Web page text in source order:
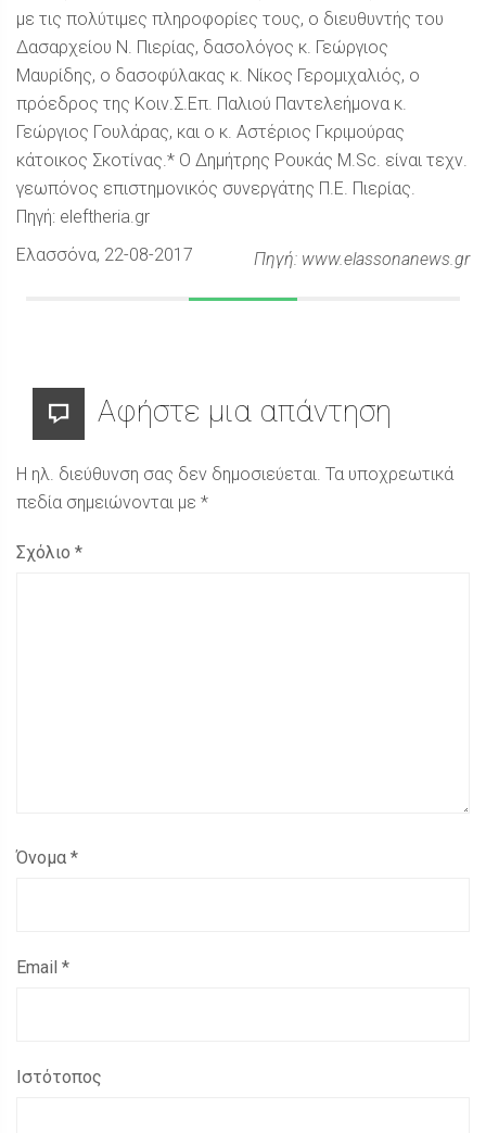
με τις πολύτιμες πληροφορίες τους, ο διευθυντής του
Δασαρχείου Ν. Πιερίας, δασολόγος κ. Γεώργιος
Μαυρίδης, ο δασοφύλακας κ. Νίκος Γερομιχαλιός, ο
πρόεδρος της Κοιν.Σ.Επ. Παλιού Παντελεήμονα κ.
Γεώργιος Γουλάρας, και ο κ. Αστέριος Γκριμούρας
κάτοικος Σκοτίνας.* Ο Δημήτρης Ρουκάς M.Sc. είναι τεχν.
γεωπόνος επιστημονικός συνεργάτης Π.Ε. Πιερίας.
Πηγή: eleftheria.gr
Πηγή: www.elassonanews.gr
Ελασσόνα, 22-08-2017
Αφήστε μια απάντηση
Η ηλ. διεύθυνση σας δεν δημοσιεύεται. Τα υποχρεωτικά
πεδία σημειώνονται με *
Σχόλιο *
Όνομα *
Email *
Ιστότοπος